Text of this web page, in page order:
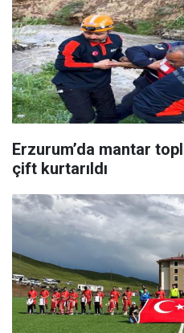
Erzurum’da mantar
çift kurtarıldı